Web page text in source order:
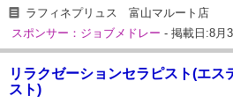
ラフィネプリュス 富山マルート店
スポンサー：ジョブメドレー - 掲載日:8月3
リラクゼーションセラピスト(エス
スト)